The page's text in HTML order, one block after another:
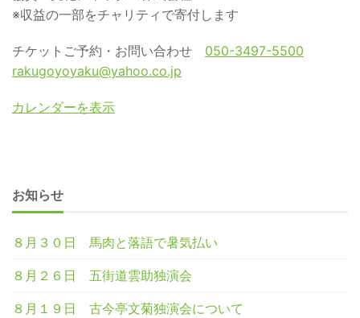
※収益の一部をチャリティで寄付します
チケットご予約・お問い合わせ 050-3497-5500
rakugoyoyaku@yahoo.co.jp
カレンダーを表示
お知らせ
８月３０日 馬肉と落語で暑気払い
８月２６日 五街道雲助独演会
８月１９日 古今亭文菊独演会について